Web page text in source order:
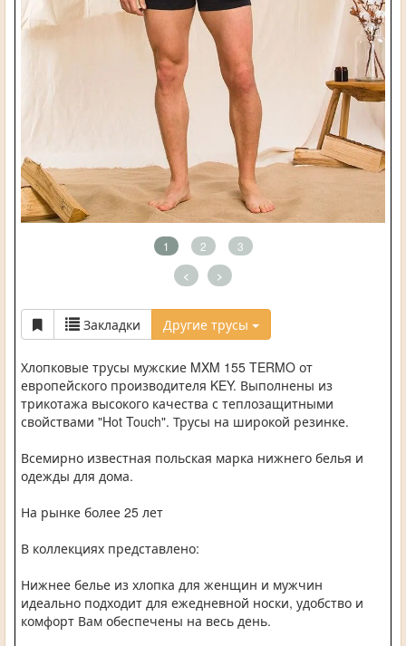
1 2 3
< >
Закладки Другие трусы
Хлопковые трусы мужские MXM 155 TERMO от
европейского производителя KEY. Выполнены из
трикотажа высокого качества с теплозащитными
свойствами "Hot Touch". Трусы на широкой резинке.
Всемирно известная польская марка нижнего белья и
одежды для дома.
На рынке более 25 лет
В коллекциях представлено:
Нижнее белье из хлопка для женщин и мужчин
идеально подходит для ежедневной носки, удобство и
комфорт Вам обеспечены на весь день.